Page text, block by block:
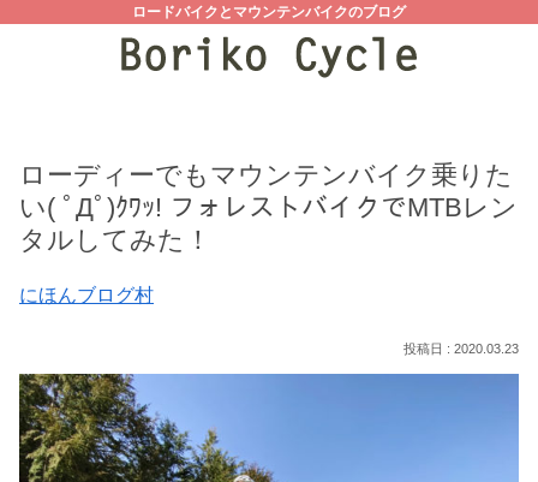
ロードバイクとマウンテンバイクのブログ
ローディーでもマウンテンバイク乗りた
い( ﾟДﾟ)ｸﾜｯ! フォレストバイクでMTBレン
タルしてみた！
にほんブログ村
2020.03.23